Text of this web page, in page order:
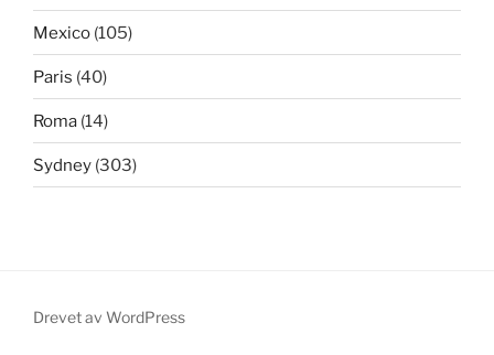
Mexico (105)
Paris (40)
Roma (14)
Sydney (303)
Drevet av WordPress